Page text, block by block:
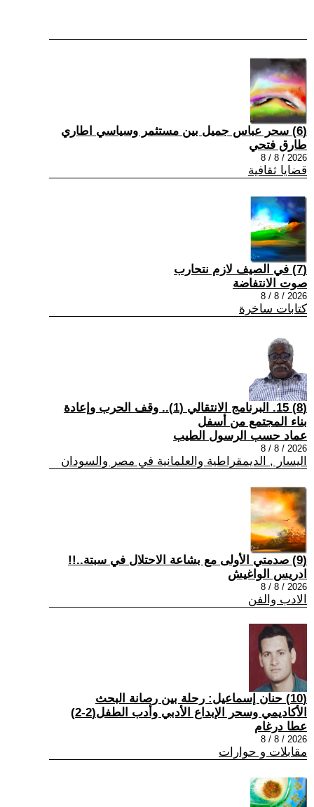
(6) سحر عباس جميل بين مستثمر وسياسي اطاري
طارق فتحي
2026 / 8 / 8
قضايا ثقافية
(7) في الصيف لازم نتحارب
صوت الانتفاضة
2026 / 8 / 8
كتابات ساخرة
(8) 15. البرنامج الانتقالي (1).. وقف الحرب وإعادة
بناء المجتمع من أسفل
عماد حسب الرسول الطيب
2026 / 8 / 8
اليسار , الديمقراطية والعلمانية في مصر والسودان
(9) صدمتي الأولى مع بشاعة الاحتلال في سبتة..!!
ادريس الواغيش
2026 / 8 / 8
الادب والفن
(10) حنان إسماعيل: رحلة بين رصانة البحث
الأكاديمي وسحر الإبداع الأدبي وأدب الطفل(2-2)
عطا درغام
2026 / 8 / 8
مقابلات و حوارات